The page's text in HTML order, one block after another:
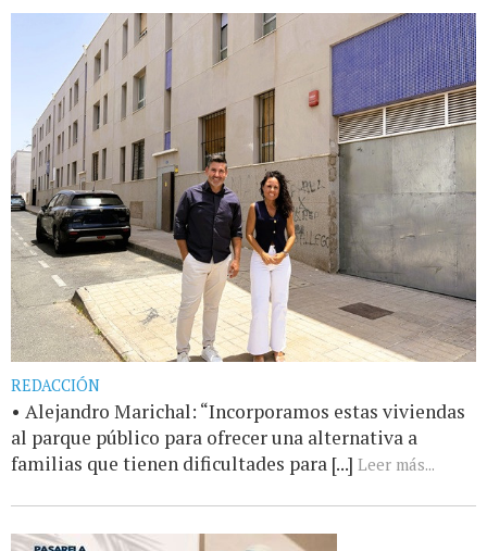
REDACCIÓN
• Alejandro Marichal: “Incorporamos estas viviendas
al parque público para ofrecer una alternativa a
familias que tienen dificultades para [...] Leer más...